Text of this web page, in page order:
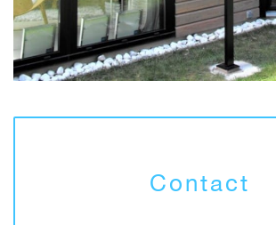
Contact